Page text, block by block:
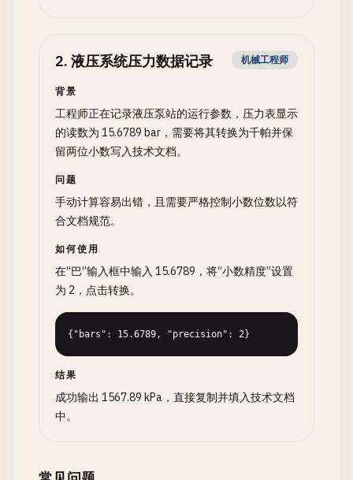
2. 液压系统压力数据记录 机械工程师
背景
工程师正在记录液压泵站的运行参数，压力表显示
的读数为 15.6789 bar，需要将其转换为千帕并保
留两位小数写入技术文档。
问题
手动计算容易出错，且需要严格控制小数位数以符
合文档规范。
如何使用
在“巴”输入框中输入 15.6789，将“小数精度”设置
为 2，点击转换。
{"bars": 15.6789, "precision": 2}
结果
成功输出 1567.89 kPa，直接复制并填入技术文档
中。